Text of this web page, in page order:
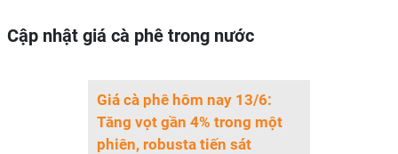
Cập nhật giá cà phê trong nước
Giá cà phê hôm nay 13/6:
Tăng vọt gần 4% trong một
phiên, robusta tiến sát